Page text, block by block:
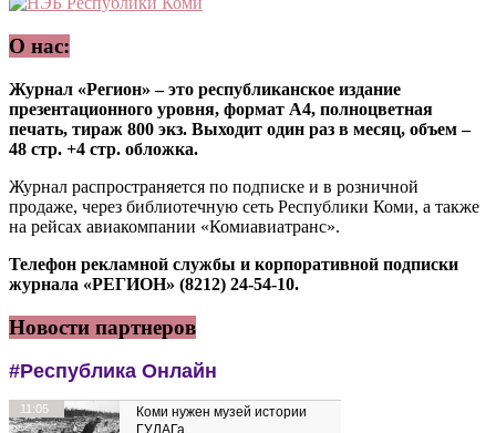
О нас:
Журнал «Регион» – это республиканское издание
презентационного уровня, формат А4, полноцветная
печать, тираж 800 экз. Выходит один раз в месяц, объем –
48 стр. +4 стр. обложка.
Журнал распространяется по подписке и в розничной
продаже, через библиотечную сеть Республики Коми, а также
на рейсах авиакомпании «Комиавиатранс».
Телефон рекламной службы и корпоративной подписки
журнала «РЕГИОН» (8212) 24-54-10.
Новости партнеров